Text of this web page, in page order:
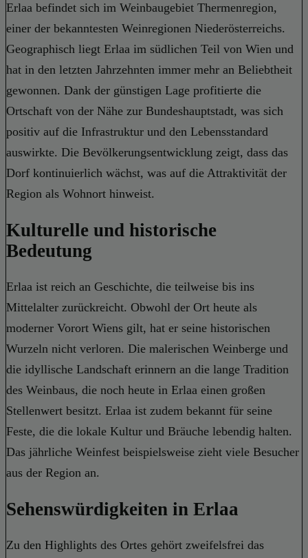
Erlaa befindet sich im Weinbaugebiet Thermenregion,
einer der bekanntesten Weinregionen Niederösterreichs.
Geographisch liegt Erlaa im südlichen Teil von Wien und
hat in den letzten Jahrzehnten immer mehr an Beliebtheit
gewonnen. Dank der günstigen Lage profitierte die
Ortschaft von der Nähe zur Bundeshauptstadt, was sich
positiv auf die Infrastruktur und den Lebensstandard
auswirkte. Die Bevölkerungsentwicklung zeigt, dass das
Dorf kontinuierlich wächst, was auf die Attraktivität der
Region als Wohnort hinweist.
Kulturelle und historische
Bedeutung
Erlaa ist reich an Geschichte, die teilweise bis ins
Mittelalter zurückreicht. Obwohl der Ort heute als
moderner Vorort Wiens gilt, hat er seine historischen
Wurzeln nicht verloren. Die malerischen Weinberge und
die idyllische Landschaft erinnern an die lange Tradition
des Weinbaus, die noch heute in Erlaa einen großen
Stellenwert besitzt. Erlaa ist zudem bekannt für seine
Feste, die die lokale Kultur und Bräuche lebendig halten.
Das jährliche Weinfest beispielsweise zieht viele Besucher
aus der Region an.
Sehenswürdigkeiten in Erlaa
Zu den Highlights des Ortes gehört zweifelsfrei das